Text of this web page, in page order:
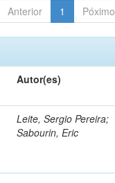
Anterior 1 Póximo
Autor(es)
Leite, Sergio Pereira;
Sabourin, Eric